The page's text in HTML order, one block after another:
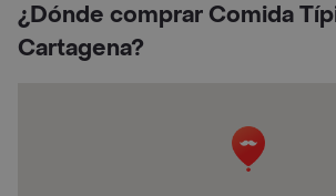
¿Dónde comprar Comida
Cartagena?